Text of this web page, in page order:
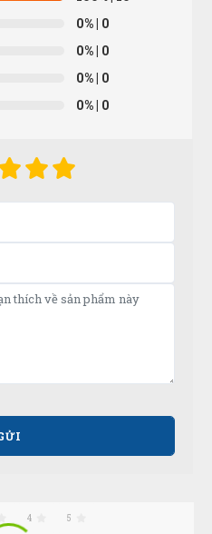
0%| 0
0%| 0
0%| 0
0%| 0
4 5
được. Thanks shop!
tin tưởng thông tin trên